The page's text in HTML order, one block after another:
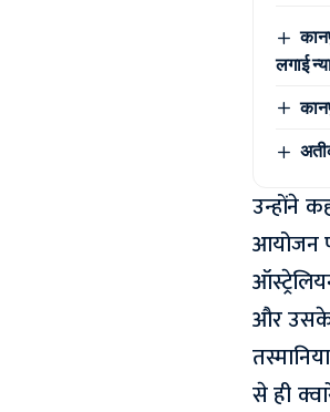
लगाई
उन्होंने
आयोजन
और उसके
से ही